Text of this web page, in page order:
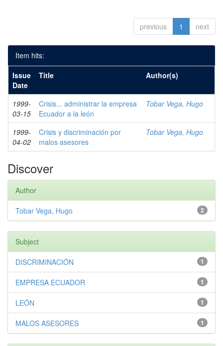
previous 1 next
Item hits:
Issue
Date
Title Author(s)
1999-
03-15
Crisis... administrar la empresa
Ecuador a la león
Tobar Vega, Hugo
1999-
04-02
Crisis y discriminación por
malos asesores
Tobar Vega, Hugo
Discover
Author
2
Tobar Vega, Hugo
Subject
1
DISCRIMINACIÓN
1
EMPRESA ECUADOR
1
LEÓN
1
MALOS ASESORES